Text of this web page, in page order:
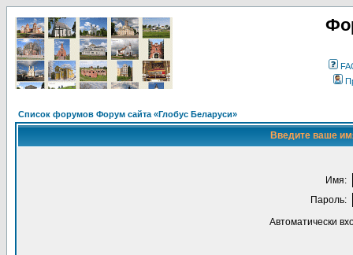
Список форумов Форум сайта «Глобус Беларуси»
Введите ваше
Имя:
Пароль:
Автоматически